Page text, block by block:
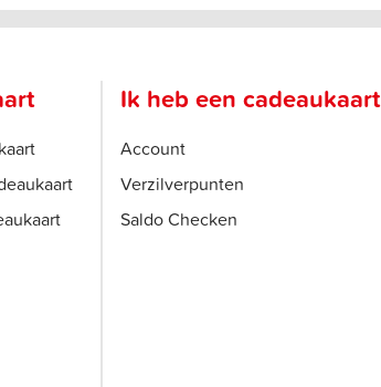
Ik heb een cadeaukaart
Account
Verzilverpunten
Saldo Checken